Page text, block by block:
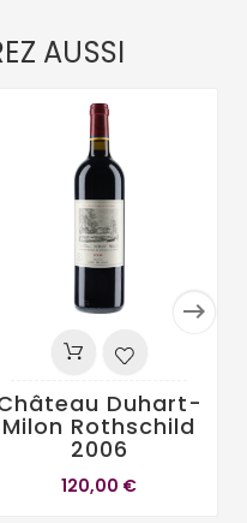
AUSSI

Duhart-
Milon Rothschild
2006
120,00 €